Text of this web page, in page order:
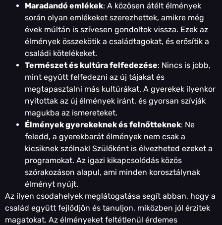
Maradandó emlékek: A közösen átélt élmények
során olyan emlékeket szerezhettek, amikre még
évek múltán is szívesen gondoltok vissza. Ezek az
élmények összekötik a családtagokat, és erősítik a
családi kötelékeket.
Természet és kultúra felfedezése: Nincs is jobb,
mint együtt felfedezni az új tájakat és
megtapasztalni más kultúrákat. A gyerekek ilyenkor
nyitottak az új élmények iránt, és gyorsan szívják
magukba az ismereteket.
Élmények gyerekeknek és felnőtteknek: Ne
feledd, a gyerekbarát élmények nem csak a
kicsiknek szólnak! Szülőként is élvezheted ezeket a
programokat. Az igazi kikapcsolódás közös
szórakozáson alapul, ami minden korosztálynak
élményt nyújt.
Az ilyen csodahelyek meglátogatása segít abban, hogy a
család együtt fejlődjön és tanuljon, miközben jól érzitek
magatokat. Az élményeket feltétlenül érdemes